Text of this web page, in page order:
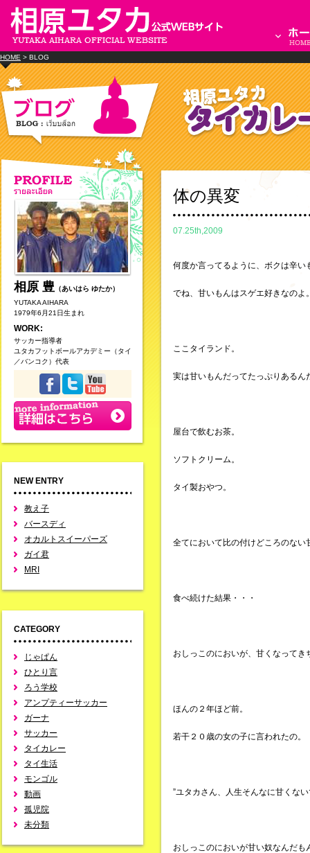
HOME > BLOG
相原 豊 （あいはら ゆたか）
YUTAKA AIHARA
1979年6月21日生まれ
WORK:
サッカー指導者
ユタカフットボールアカデミー（タイ
／バンコク）代表
NEW ENTRY
教え子
バースディ
オカルトスイーパーズ
ガイ君
MRI
CATEGORY
じゃぱん
ひとり言
ろう学校
アンプティーサッカー
ガーナ
サッカー
タイカレー
タイ生活
モンゴル
動画
孤児院
未分類
体の異変
07.25th,2009
何度か言ってるように、ボクは辛い
でね、甘いもんはスゲエ好きなのよ
ここタイランド。
実は甘いもんだってたっぷりあるん
屋台で飲むお茶。
ソフトクリーム。
タイ製おやつ。
全てにおいて比の付けどころのない
食べ続けた結果・・・
おしっこのにおいが、甘くなってき
ほんの２年ほど前。
若干２０歳の女の子に言われたの。
”ユタカさん、人生そんなに甘くない
おしっこのにおいが甘い奴なんだも